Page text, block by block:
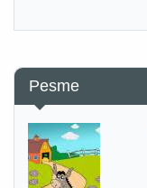
Pesme